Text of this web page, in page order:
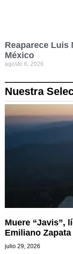
Reaparece Luis
México
agosto 6, 2026
Nuestra
Muere “Javis”,
Emiliano Zapata
julio 29, 2026